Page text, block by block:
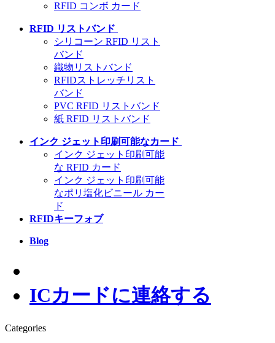
RFID コンボ カード
RFID リストバンド
シリコーン RFID リスト
バンド
織物リストバンド
RFIDストレッチリスト
バンド
PVC RFID リストバンド
紙 RFID リストバンド
インク ジェット印刷可能なカード
インク ジェット印刷可能
な RFID カード
インク ジェット印刷可能
なポリ塩化ビニール カー
ド
RFIDキーフォブ
Blog
ICカードに連絡する
Categories